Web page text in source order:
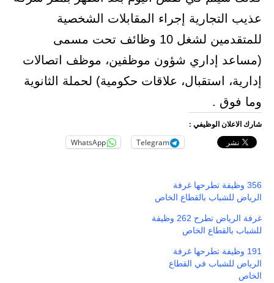
عذيب التجارية إجراء المقابلات الشخصية
للمتقدمين لشغل 10 وظائف تحت مسمى
(مساعد إداري شؤون موظفين، موظف اتصالات
إدارية، استقبال، علاقات حكومية) لحملة الثانوية
وما فوق .
شارك الاعلان الوظيفي :
Telegram
WhatsApp
356 وظيفة تطرحها غرفة
الرياض للشباب بالقطاع الخاص
غرفة الرياض تطرح 262 وظيفة
للشباب بالقطاع الخاص
191 وظيفة تطرحها غرفة
الرياض للشباب في القطاع
الخاص